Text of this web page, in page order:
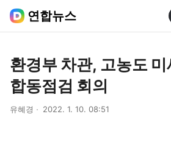
연합뉴스
환경부 차관, 고농도
합동점검 회의
유혜경 2022. 1. 10. 08:51